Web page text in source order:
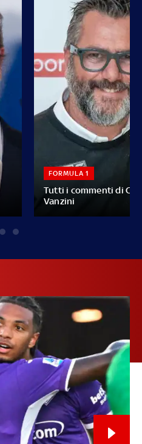
FORMULA 1
Tutti i commenti di
Vanzini